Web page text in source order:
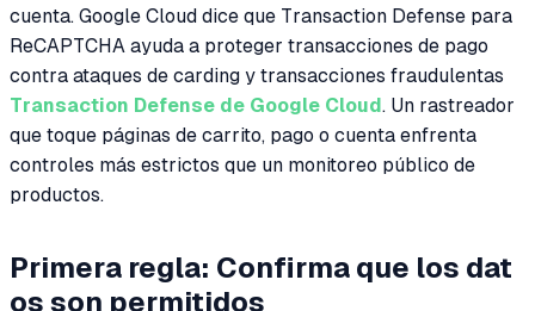
cuenta. Google Cloud dice que Transaction Defense para
ReCAPTCHA ayuda a proteger transacciones de pago
contra ataques de carding y transacciones fraudulentas
Transaction Defense de Google Cloud . Un rastreador
que toque páginas de carrito, pago o cuenta enfrenta
controles más estrictos que un monitoreo público de
productos.
Primera regla: Confirma que los dat
os son permitidos